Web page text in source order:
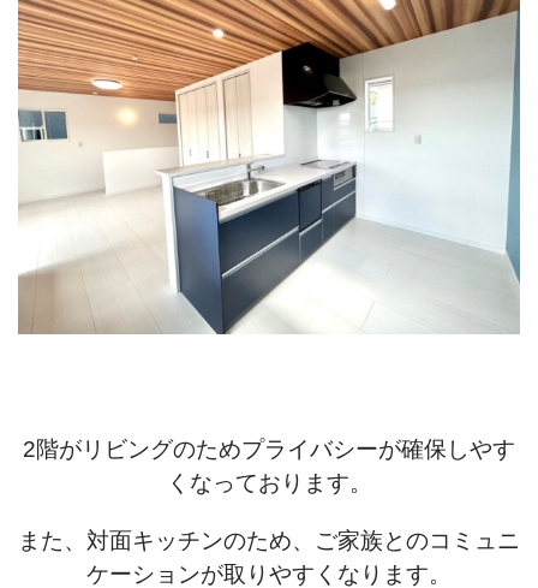
2階がリビングのためプライバシーが確保しやす
くなっております。
また、対面キッチンのため、ご家族とのコミュニ
ケーションが取りやすくなります。